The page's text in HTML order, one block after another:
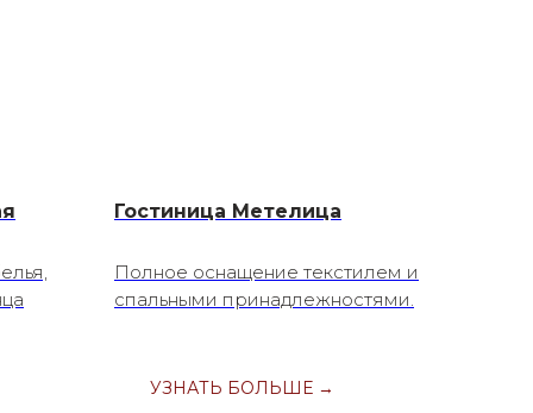
Гостиница Метелица
Полное оснащение текстилем и
спальными принадлежностями.
УЗНАТЬ БОЛЬШЕ →